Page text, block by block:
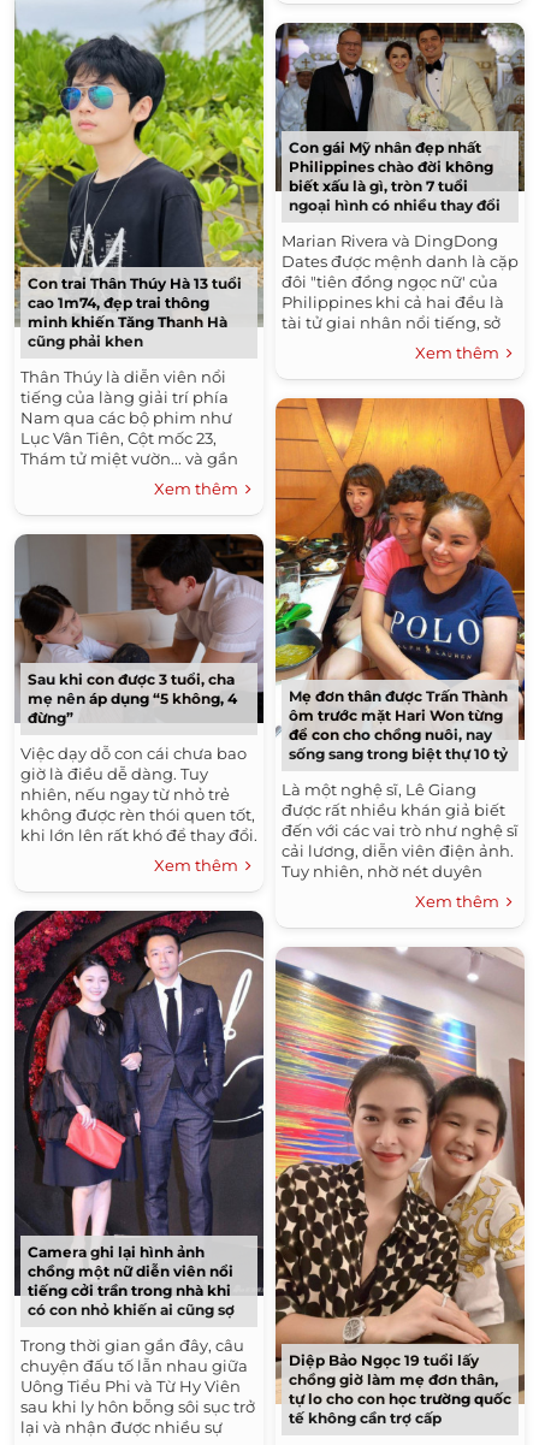
Con trai Thân Thúy Hà 13 tuổi
cao 1m74, đẹp trai thông
minh khiến Tăng Thanh Hà
cũng phải khen
Thân Thúy là diễn viên nổi
tiếng của làng giải trí phía
Nam qua các bộ phim như
Lục Vân Tiên, Cột mốc 23,
Thám tử miệt vườn... và gần
đây nhất là bộ phim Vợ Quan.
Cuộc sống đời thực của...
Xem thêm
Sau khi con được 3 tuổi, cha
mẹ nên áp dụng “5 không, 4
đừng”
Việc dạy dỗ con cái chưa bao
giờ là điều dễ dàng. Tuy
nhiên, nếu ngay từ nhỏ trẻ
không được rèn thói quen tốt,
khi lớn lên rất khó để thay đổi.
Đặc biệt, khi trẻ bước vào độ
Xem thêm
Camera ghi lại hình ảnh
chồng một nữ diễn viên nổi
tiếng cởi trần trong nhà khi
có con nhỏ khiến ai cũng sợ
Trong thời gian gần đây, câu
chuyện đấu tố lẫn nhau giữa
Uông Tiểu Phi và Từ Hy Viên
sau khi ly hôn bỗng sôi sục trở
lại và nhận được nhiều sự
Con gái Mỹ nhân đẹp nhất
Philippines chào đời không
biết xấu là gì, tròn 7 tuổi
ngoại hình có nhiều thay đổi
Marian Rivera và DingDong
Dates được mệnh danh là cặp
đôi "tiên đồng ngọc nữ' của
Philippines khi cả hai đều là
tài tử giai nhân nổi tiếng, sở
hữu nhan sắc vượt bậc và sự
nghiệp thành công....
Xem thêm
Mẹ đơn thân được Trấn Thành
ôm trước mặt Hari Won từng
để con cho chồng nuôi, nay
sống sang trong biệt thự 10 tỷ
Là một nghệ sĩ, Lê Giang
được rất nhiều khán giả biết
đến với các vai trò như nghệ sĩ
cải lương, diễn viên điện ảnh.
Tuy nhiên, nhờ nét duyên
ngầm dí dỏm có phần xắt xéo
Xem thêm
Diệp Bảo Ngọc 19 tuổi lấy
chồng giờ làm mẹ đơn thân,
tự lo cho con học trường quốc
tế không cần trợ cấp